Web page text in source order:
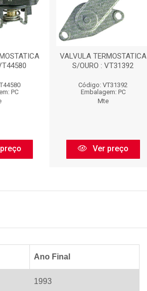
PC
VALVULA TERMOSTATICA
S/OURO : VT31392
Código: VT31392
Embalagem: PC
Mte
Ver preço
Ano Final
1993